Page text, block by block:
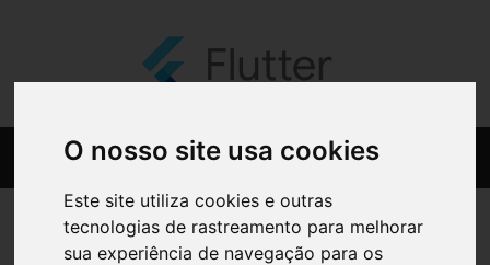
O nosso site usa cookies
Este site utiliza cookies e outras
tecnologias de rastreamento para melhorar
sua experiência de navegação para os